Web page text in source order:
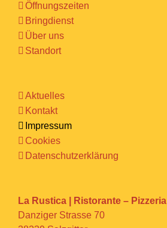
Öffnungszeiten
Bringdienst
Über uns
Standort
Aktuelles
Kontakt
Impressum
Cookies
Datenschutzerklärung
La Rustica | Ristorante – Pizzeria
Danziger Strasse 70